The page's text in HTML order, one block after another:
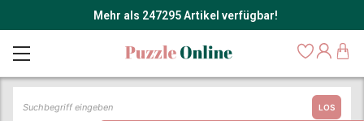
Mehr als 247295 Artikel verfügbar!
LOS